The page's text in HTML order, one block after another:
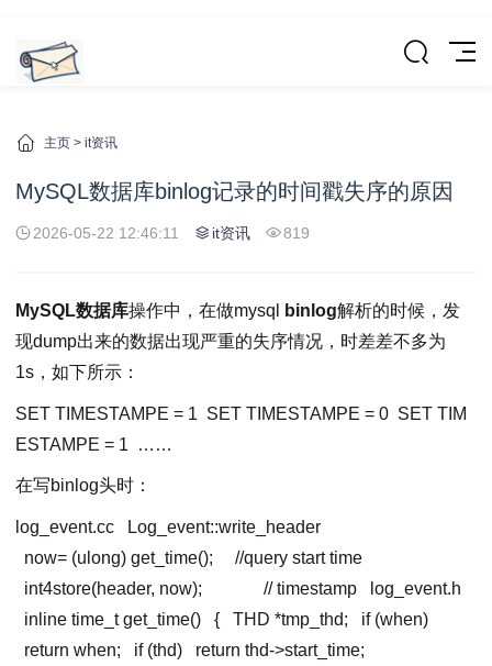
主页 > it资讯
MySQL数据库binlog记录的时间戳失序的原因
2026-05-22 12:46:11 it资讯 819
MySQL数据库操作中，在做mysql binlog解析的时候，发
现dump出来的数据出现严重的失序情况，时差差不多为
1s，如下所示：
SET TIMESTAMPE = 1 SET TIMESTAMPE = 0 SET TIM
ESTAMPE = 1 ……
在写binlog头时：
log_event.cc
Log_event::write_header
now= (ulong) get_time(); //query start time
int4store(header, now); // timestamp
log_event.h
inline time_t get_time()
{ THD *tmp_thd;
if (when)
return when;
if (thd) return thd->start_time;